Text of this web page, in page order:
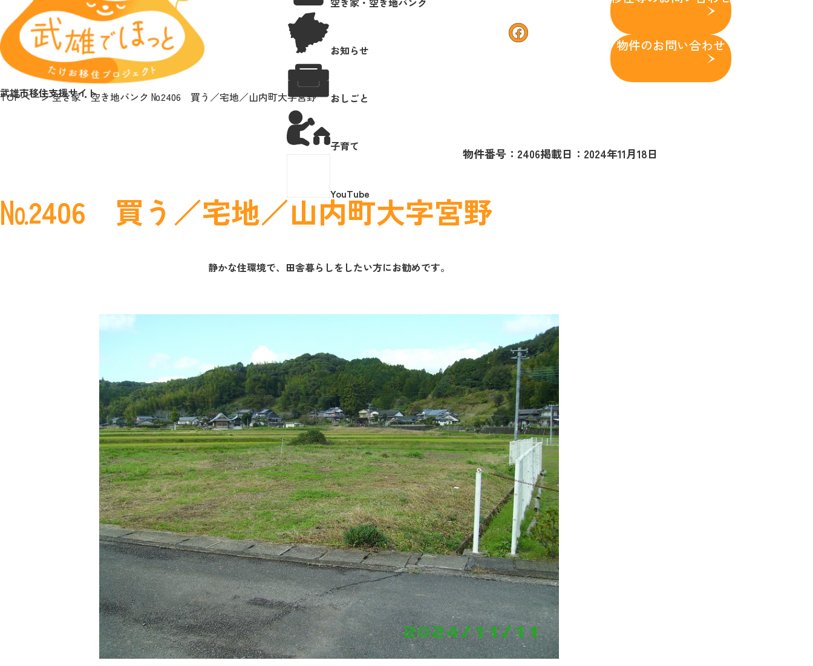
武雄市移住支援サイト
お知らせ
おしごと
子育て
YouTube
facebook
物件のお問い合わせ
TOPページ空き家・空き地バンク №2406 買う／宅地／山内町大字宮野
№2406 買う／宅地／山内町大字宮野
物件番号：2406掲載日：2024年11月18日
静かな住環境で、田舎暮らしをしたい方にお勧めです。